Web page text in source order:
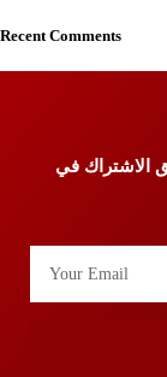
Recent Comments
الاشتراك في